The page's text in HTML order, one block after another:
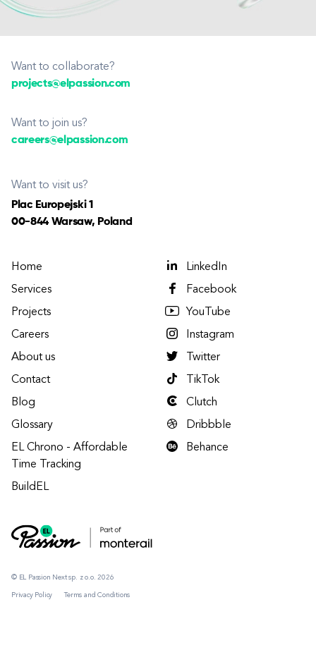
Want to collaborate?
projects@elpassion.com
Want to join us?
careers@elpassion.com
Want to visit us?
Plac Europejski 1
00-844 Warsaw, Poland
© EL Passion Next sp. z o.o. 2026
Privacy Policy Terms and Conditions
Home
Services
Projects
Careers
About us
Contact
Blog
Glossary
EL Chrono - Affordable
Time Tracking
BuildEL
LinkedIn
Facebook
YouTube
Instagram
Twitter
TikTok
Clutch
Dribbble
Behance